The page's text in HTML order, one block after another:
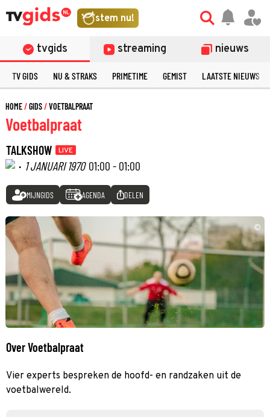
stem nu!
tvgids streaming nieuws
TV GIDS NU & STRAKS PRIMETIME GEMIST LAATSTE NIEUWS
HOME GIDS VOETBALPRAAT
Voetbalpraat
TALKSHOW LIVE
· 1 JANUARI 1970 01:00 - 01:00
MIJNGIDS AGENDA DELEN
©
Over Voetbalpraat
Vier experts bespreken de hoofd- en randzaken uit de
voetbalwereld.